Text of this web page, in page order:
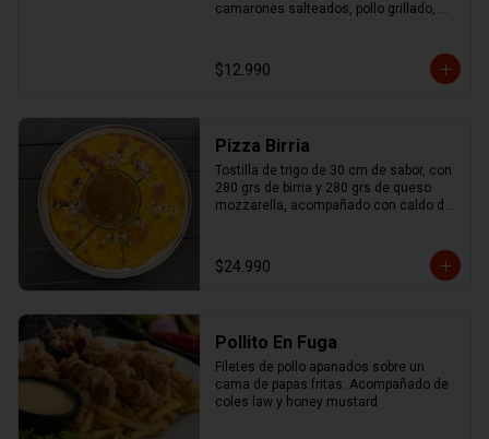
camarones salteados, pollo grillado,
$12.990
Pizza Birria
Tostilla de trigo de 30 cm de sabor, con
280 grs de birria y 280 grs de queso
mozzarella, acompañado con caldo de
$24.990
Pollito En Fuga
Filetes de pollo apanados sobre un
cama de papas fritas. Acompañado de
coles law y honey mustard